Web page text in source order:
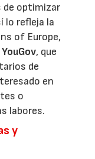
de optimizar
lo refleja la
of Europe,
YouGov, que
de
en
o
labores.
y